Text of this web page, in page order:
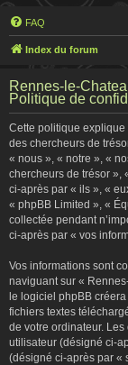
FAQ
Index du forum
Rennes-le-
Politique de
Cette politique
des chercheurs de
« nous », « notre », «
chercheurs de trésor »,
ci-après par « ils », «
« phpBB Limited », «
collectée pendant
ci-après par « vos
Vos informations sont
naviguant sur «
le logiciel phpBB
fichiers textes
de votre ordinateur.
utilisateur (désigné ci-
(désigné ci-après par «